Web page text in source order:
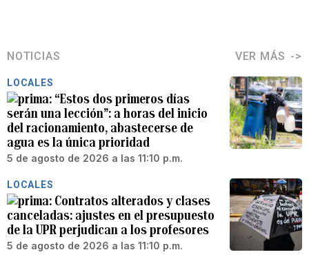
NOTICIAS VER MÁS
LOCALES
“Estos dos primeros días
serán una lección”: a horas del inicio
del racionamiento, abastecerse de
agua es la única prioridad
5 de agosto de 2026 a las 11:10 p.m.
LOCALES
Contratos alterados y clases
canceladas: ajustes en el presupuesto
de la UPR perjudican a los profesores
5 de agosto de 2026 a las 11:10 p.m.